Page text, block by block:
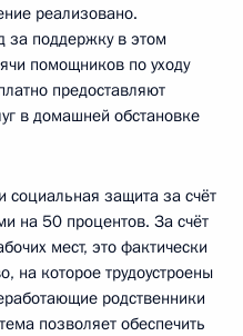
реализовано.
поддержку в этом
помощников по уходу
предоставляют
в домашней обстановке
социальная защита за счёт
на 50 процентов. За счёт
мест, это фактически
на которое трудоустроены
родственники
позволяет обеспечить